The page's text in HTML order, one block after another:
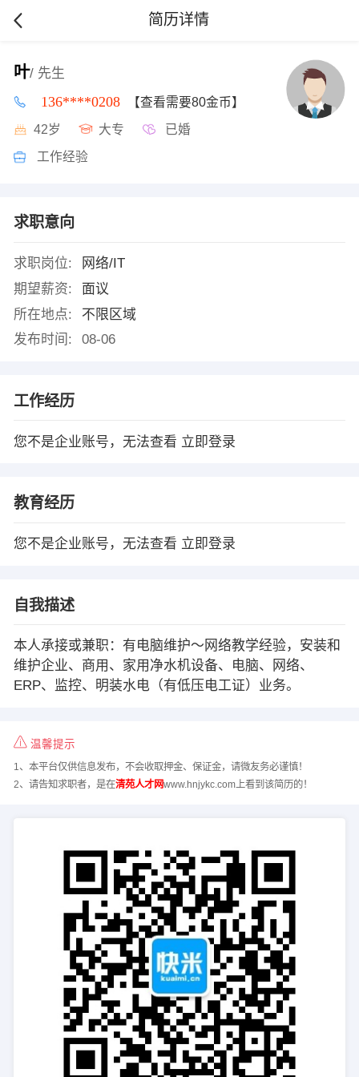
简历详情
叶/ 先生
136****0208 【查看需要80金币】
42岁 大专 已婚
工作经验
求职意向
求职岗位:
网络/IT
期望薪资:
面议
所在地点:
不限区域
发布时间:
08-06
工作经历
您不是企业账号，无法查看 立即登录
教育经历
您不是企业账号，无法查看 立即登录
自我描述
本人承接或兼职：有电脑维护～网络教学经验，安装和
维护企业、商用、家用净水机设备、电脑、网络、
ERP、监控、明装水电（有低压电工证）业务。
温馨提示
1、本平台仅供信息发布，不会收取押金、保证金，请微友务必谨慎！
2、请告知求职者，是在清苑人才网www.hnjykc.com上看到该简历的！